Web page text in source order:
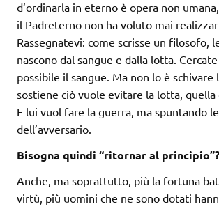
d’ordinarla in eterno è opera non
il Padreterno non ha voluto mai
Rassegnatevi: come scrisse un filosofo,
nascono dal sangue e dalla lotta.
possibile il sangue. Ma non lo è schivare
sostiene ciò vuole evitare la lotta, quella
E lui vuol fare la guerra, ma spuntando
dell’avversario.
Bisogna quindi “ritornar al principio”?
Anche, ma soprattutto, più la fortuna
virtù, più uomini che ne sono dotati